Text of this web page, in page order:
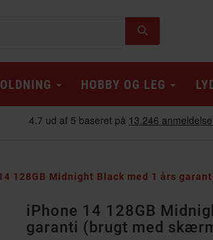
HOBBY OG LEG
128GB Midnight Black med 1 års
iPhone 14 128GB
garanti (brugt med